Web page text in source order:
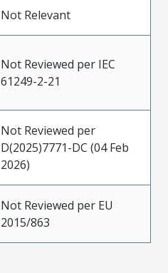
Not Relevant
Not Reviewed per IEC
61249-2-21
Not Reviewed per
D(2025)7771-DC (04 Feb
2026)
Not Reviewed per EU
2015/863